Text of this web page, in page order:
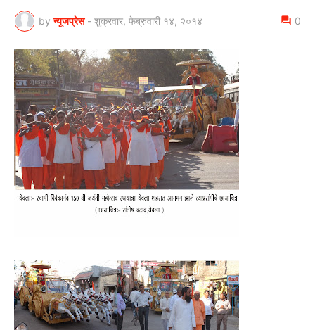
by न्यूजप्रेस - शुक्रवार, फेब्रुवारी १४, २०१४ 0